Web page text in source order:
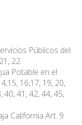
Públicos del
22.
Potable en el
16,17, 19, 20,
40, 41, 42, 44, 45,
California Art. 9